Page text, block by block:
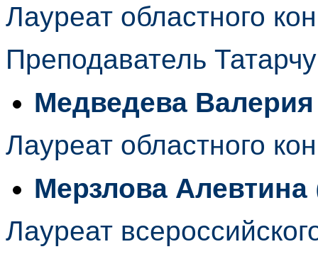
Лауреат областного
Преподаватель
Медведева Валерия
Лауреат областного
Мерзлова Алевтина
Лауреат